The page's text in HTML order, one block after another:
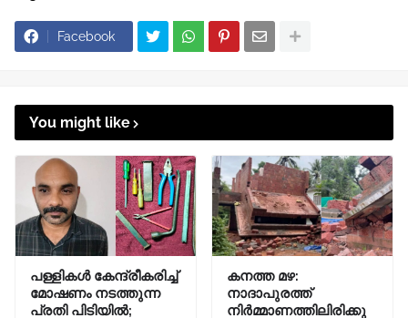
Facebook
You might like
പള്ളികൾ കേന്ദ്രീകരിച്ച്
മോഷണം നടത്തുന്ന
പ്രതി പിടിയിൽ;
കനത്ത മഴ:
നാദാപുരത്ത്
നിർമ്മാണത്തിലിരിക്കു